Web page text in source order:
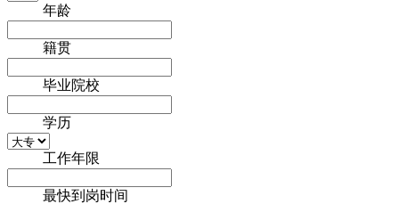
年龄
籍贯
毕业院校
学历
工作年限
最快到岗时间